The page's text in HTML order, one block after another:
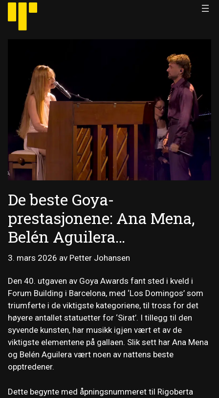
Hopp
innhold
De beste Goya-
prestasjonene: Ana Mena,
Belén Aguilera…
3. mars 2026 av Petter Johansen
Den 40. utgaven av Goya Awards fant sted i kveld i
Forum Building i Barcelona, ​​med ‘Los Domingos’ som
triumferte i de viktigste kategoriene, til tross for det
høyere antallet statuetter for ‘Sirat’. I tillegg til den
syvende kunsten, har musikk igjen vært et av de
viktigste elementene på gallaen. Slik sett har Ana Mena
og Belén Aguilera vært noen av nattens beste
opptredener.
Dette begynte med åpningsnummeret til Rigoberta